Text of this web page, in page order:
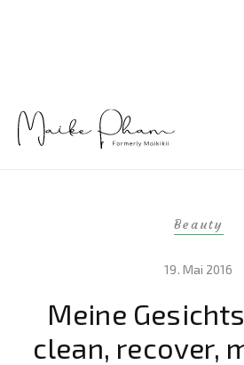
Beauty
19. Mai 2016
Meine
clean, recover,